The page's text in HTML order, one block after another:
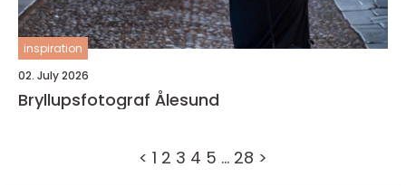
inspiration
02. July 2026
Bryllupsfotograf Ålesund
< 1 2 3 4 5 … 28 >